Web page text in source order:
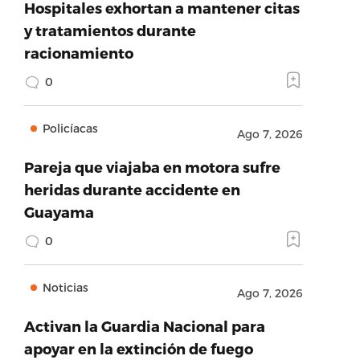
Hospitales exhortan a mantener citas
y tratamientos durante
racionamiento
0
Policíacas Ago 7, 2026
Pareja que viajaba en motora sufre
heridas durante accidente en
Guayama
0
Noticias Ago 7, 2026
Activan la Guardia Nacional para
apoyar en la extinción de fuego